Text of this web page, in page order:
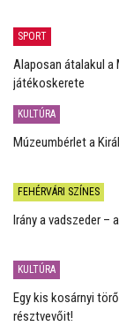
SPORT
Alaposan átalakul a
játékoskerete
KULTÚRA
Múzeumbérlet a
FEHÉRVÁRI SZÍNES
Irány a vadszeder –
KULTÚRA
Egy kis kosárnyi
résztvevőit!